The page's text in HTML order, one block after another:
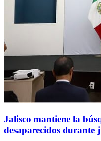
Jalisco mantiene la
desaparecidos durante